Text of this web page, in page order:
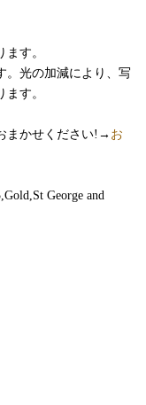
す。
。光の加減により、写
す。
まかせください!→ お
George and